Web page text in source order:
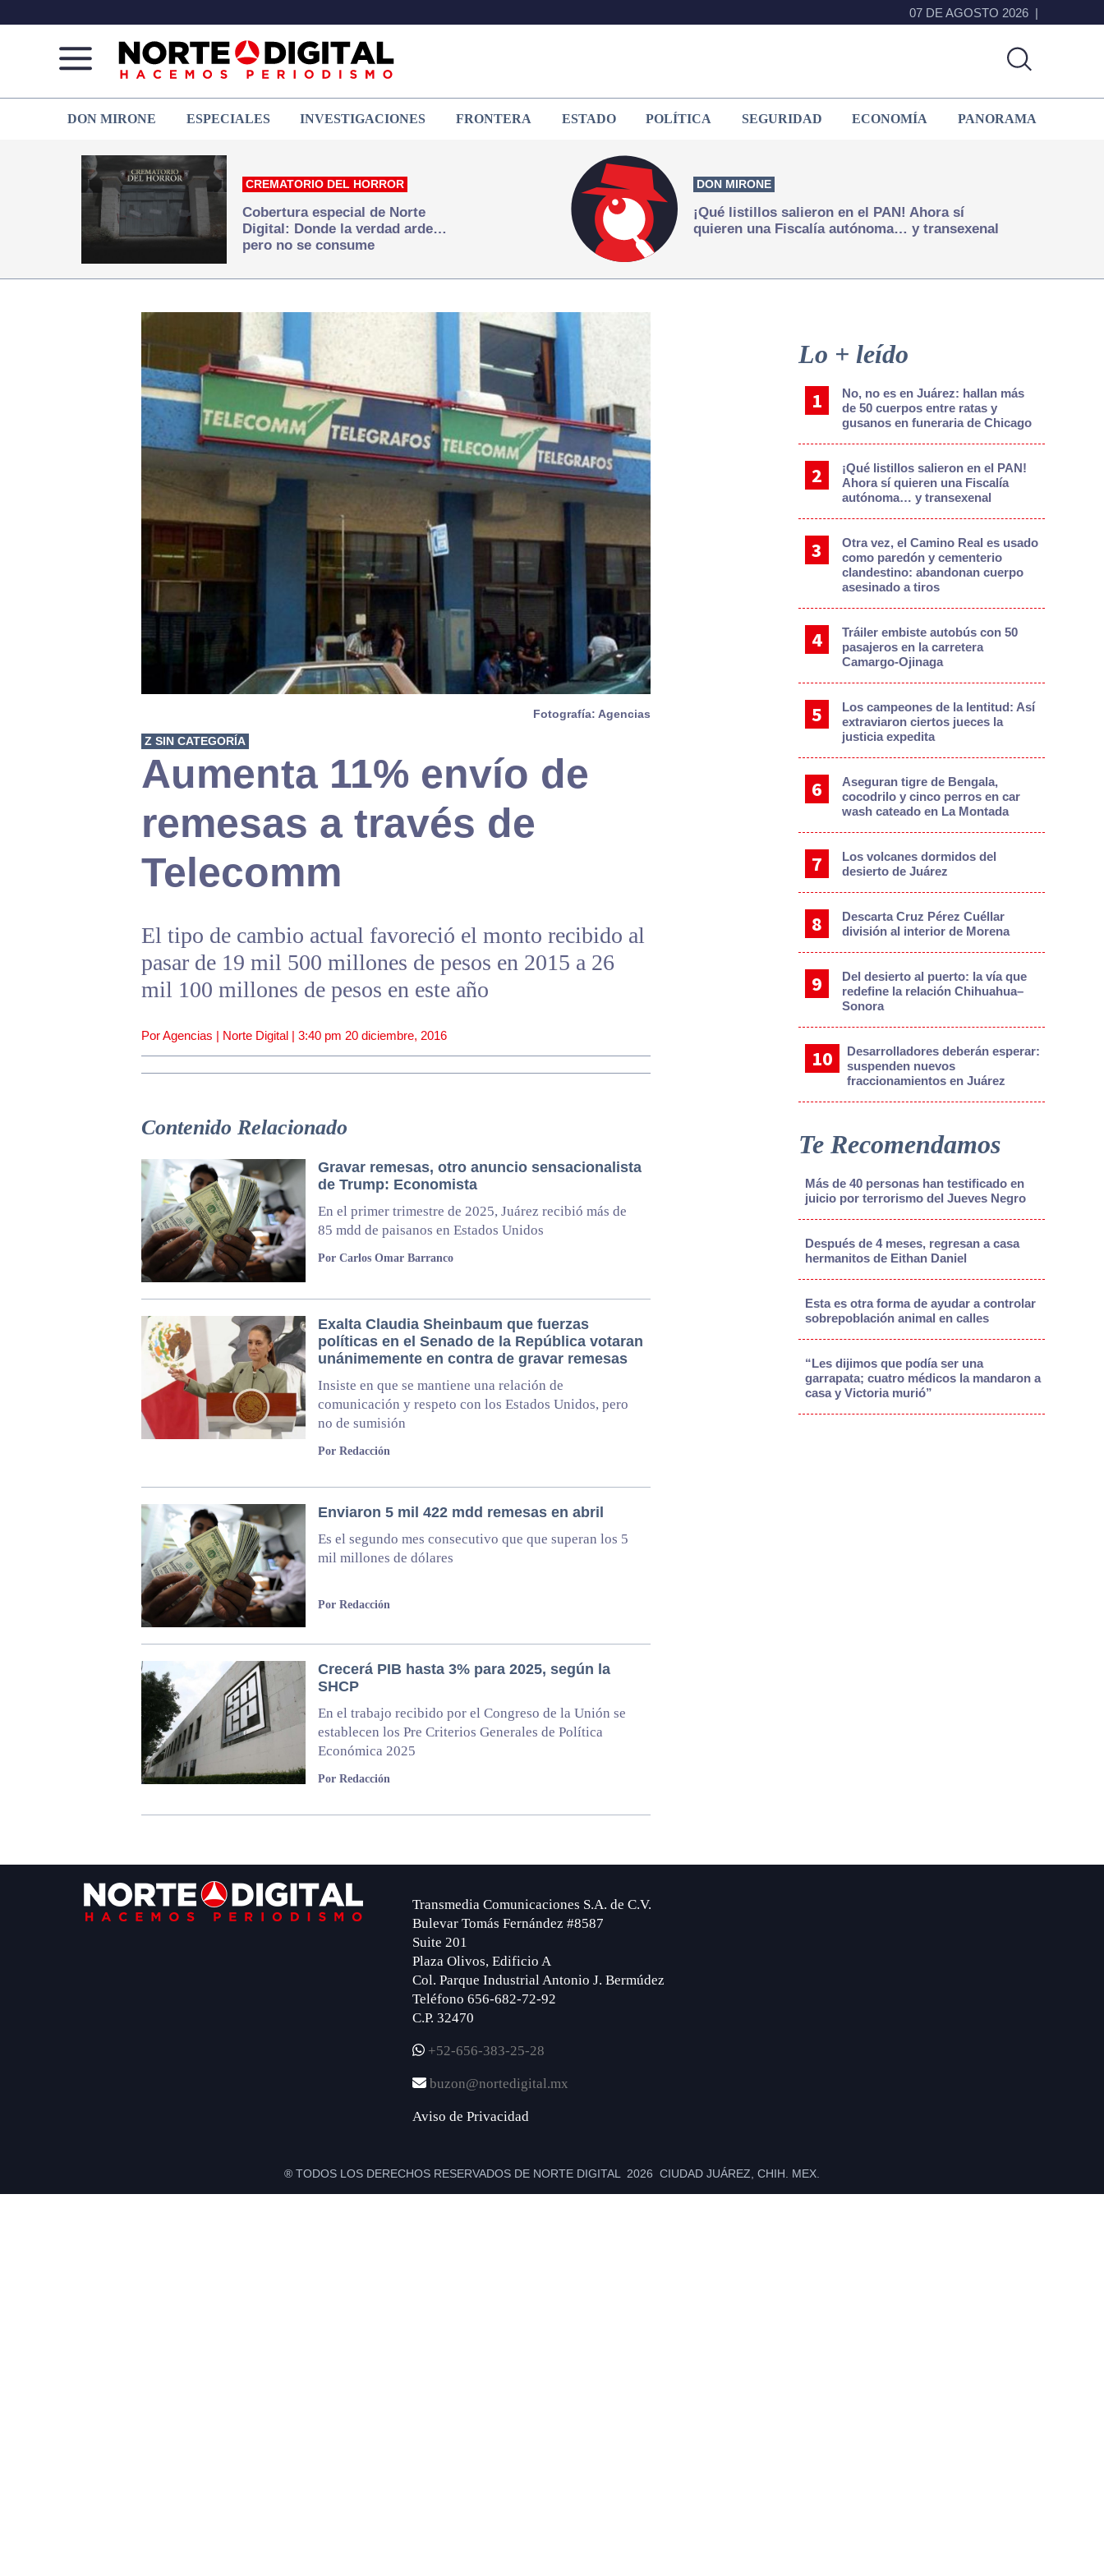
07 DE AGOSTO 2026
de
Juárez
que
hacemos periodismo
DON MIRONE ESPECIALES INVESTIGACIONES FRONTERA ESTADO POLÍTICA SEGURIDAD ECONOMÍA PANORAMA
CREMATORIO DEL HORROR
Cobertura especial de Norte
Digital: Donde la verdad arde…
pero no se consume
DON MIRONE
¡Qué listillos salieron en el PAN! Ahora sí
quieren una Fiscalía autónoma… y transexenal
Fotografía: Agencias
Z SIN CATEGORÍA
Aumenta 11% envío de
remesas a través de
Telecomm
El tipo de cambio actual favoreció el monto recibido al
pasar de 19 mil 500 millones de pesos en 2015 a 26
mil 100 millones de pesos en este año
Por Agencias | Norte Digital | 3:40 pm 20 diciembre, 2016
Contenido Relacionado
Gravar remesas, otro anuncio sensacionalista
de Trump: Economista
En el primer trimestre de 2025, Juárez recibió más de
85 mdd de paisanos en Estados Unidos
Por Carlos Omar Barranco
Exalta Claudia Sheinbaum que fuerzas
políticas en el Senado de la República votaran
unánimemente en contra de gravar remesas
Insiste en que se mantiene una relación de
comunicación y respeto con los Estados Unidos, pero
no de sumisión
Por Redacción
Enviaron 5 mil 422 mdd remesas en abril
Es el segundo mes consecutivo que que superan los 5
mil millones de dólares
Por Redacción
Crecerá PIB hasta 3% para 2025, según la
SHCP
En el trabajo recibido por el Congreso de la Unión se
establecen los Pre Criterios Generales de Política
Económica 2025
Por Redacción
Sidebar
Lo + leído
No, no es en Juárez: hallan más
de 50 cuerpos entre ratas y
gusanos en funeraria de Chicago
¡Qué listillos salieron en el PAN!
Ahora sí quieren una Fiscalía
autónoma… y transexenal
Otra vez, el Camino Real es usado
como paredón y cementerio
clandestino: abandonan cuerpo
asesinado a tiros
Tráiler embiste autobús con 50
pasajeros en la carretera
Camargo-Ojinaga
Los campeones de la lentitud: Así
extraviaron ciertos jueces la
justicia expedita
Aseguran tigre de Bengala,
cocodrilo y cinco perros en car
wash cateado en La Montada
Los volcanes dormidos del
desierto de Juárez
Descarta Cruz Pérez Cuéllar
división al interior de Morena
Del desierto al puerto: la vía que
redefine la relación Chihuahua–
Sonora
Desarrolladores deberán esperar:
suspenden nuevos
fraccionamientos en Juárez
Te Recomendamos
Más de 40 personas han testificado en
juicio por terrorismo del Jueves Negro
Después de 4 meses, regresan a casa
hermanitos de Eithan Daniel
Esta es otra forma de ayudar a controlar
sobrepoblación animal en calles
“Les dijimos que podía ser una
garrapata; cuatro médicos la mandaron a
casa y Victoria murió”
Transmedia Comunicaciones S.A. de C.V.
Bulevar Tomás Fernández #8587
Suite 201
Plaza Olivos, Edificio A
Col. Parque Industrial Antonio J. Bermúdez
Teléfono 656-682-72-92
C.P. 32470
+52-656-383-25-28
buzon@nortedigital.mx
Aviso de Privacidad
® TODOS LOS DERECHOS RESERVADOS DE NORTE DIGITAL 2026 CIUDAD JUÁREZ, CHIH. MEX.